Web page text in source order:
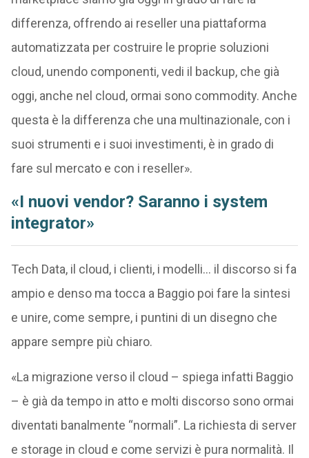
differenza, offrendo ai reseller una piattaforma
automatizzata per costruire le proprie soluzioni
cloud, unendo componenti, vedi il backup, che già
oggi, anche nel cloud, ormai sono commodity. Anche
questa è la differenza che una multinazionale, con i
suoi strumenti e i suoi investimenti, è in grado di
fare sul mercato e con i reseller».
«I nuovi vendor? Saranno i system
integrator»
Tech Data, il cloud, i clienti, i modelli… il discorso si fa
ampio e denso ma tocca a Baggio poi fare la sintesi
e unire, come sempre, i puntini di un disegno che
appare sempre più chiaro.
«La migrazione verso il cloud – spiega infatti Baggio
– è già da tempo in atto e molti discorso sono ormai
diventati banalmente “normali”. La richiesta di server
e storage in cloud e come servizi è pura normalità. Il